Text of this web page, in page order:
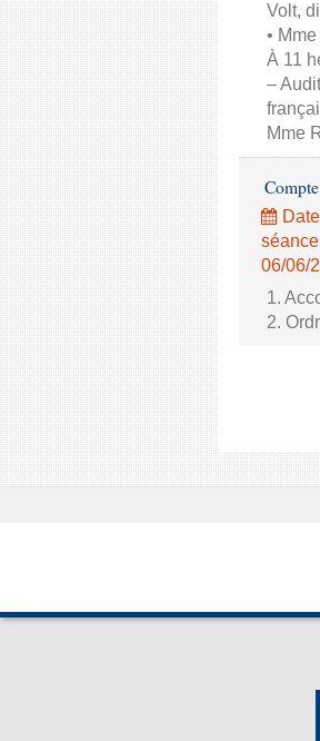
Volt,
•
À 11
–
Mme
séance
06/06/
1.
2.